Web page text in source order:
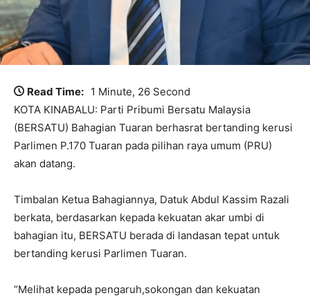
Read Time: 1 Minute, 26 Second
KOTA KINABALU: Parti Pribumi Bersatu Malaysia
(BERSATU) Bahagian Tuaran berhasrat bertanding kerusi
Parlimen P.170 Tuaran pada pilihan raya umum (PRU)
akan datang.
Timbalan Ketua Bahagiannya, Datuk Abdul Kassim Razali
berkata, berdasarkan kepada kekuatan akar umbi di
bahagian itu, BERSATU berada di landasan tepat untuk
bertanding kerusi Parlimen Tuaran.
“Melihat kepada pengaruh,sokongan dan kekuatan